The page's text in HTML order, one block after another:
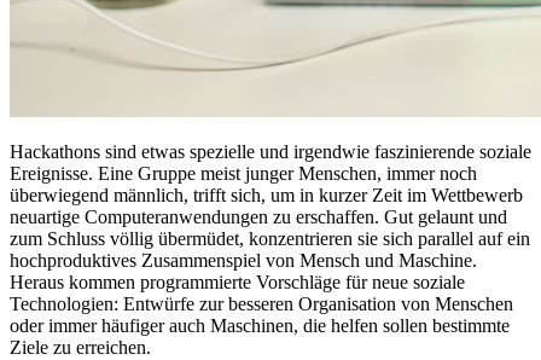
Hackathons sind etwas spezielle und irgendwie faszinierende soziale
Ereignisse. Eine Gruppe meist junger Menschen, immer noch
überwiegend männlich, trifft sich, um in kurzer Zeit im Wettbewerb
neuartige Computeranwendungen zu erschaffen. Gut gelaunt und
zum Schluss völlig übermüdet, konzentrieren sie sich parallel auf ein
hochproduktives Zusammenspiel von Mensch und Maschine.
Heraus kommen programmierte Vorschläge für neue soziale
Technologien: Entwürfe zur besseren Organisation von Menschen
oder immer häufiger auch Maschinen, die helfen sollen bestimmte
Ziele zu erreichen.